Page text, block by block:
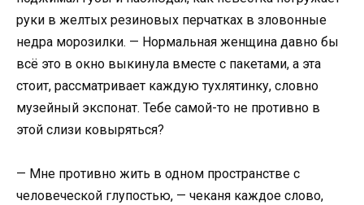
руки в желтых резиновых перчатках в зловонные
недра морозилки. — Нормальная женщина давно бы
всё это в окно выкинула вместе с пакетами, а эта
стоит, рассматривает каждую тухлятинку, словно
музейный экспонат. Тебе самой-то не противно в
этой слизи ковыряться?
— Мне противно жить в одном пространстве с
человеческой глупостью, — чеканя каждое слово,